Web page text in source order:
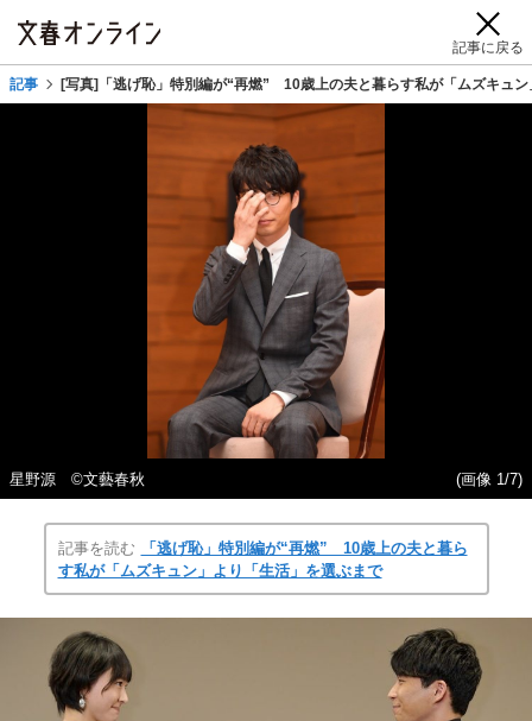
記事に戻る
記事 [写真]「逃げ恥」特別編が“再燃” 10歳上の夫と暮らす私が「ムズキュ
星野源 ©文藝春秋 (画像 1/7)
記事を読む
「逃げ恥」特別編が“再燃” 10歳上の夫と暮ら
す私が「ムズキュン」より「生活」を選ぶまで